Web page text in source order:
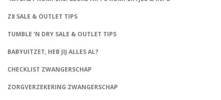
Z8 SALE & OUTLET TIPS
TUMBLE ‘N DRY SALE & OUTLET TIPS
BABYUITZET, HEB JIJ ALLES AL?
CHECKLIST ZWANGERSCHAP
ZORGVERZEKERING ZWANGERSCHAP